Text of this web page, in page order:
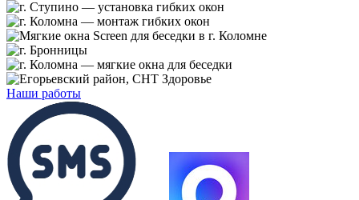
Наши работы